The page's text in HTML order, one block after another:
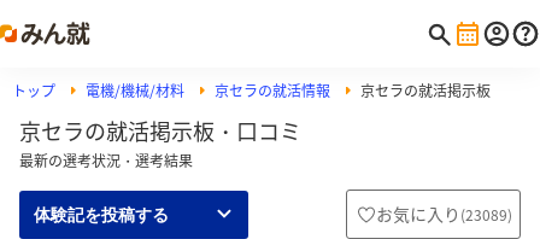
トップ 電機/機械/材料 京セラの就活情報 京セラの就活掲示板
京セラの就活掲示板・口コミ
最新の選考状況・選考結果
体験記を投稿する お気に入り (23089)